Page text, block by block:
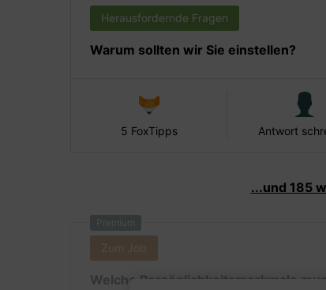
Herausfordernde Fragen
Warum sollten wir Sie einstellen?
5 FoxTipps Antwort
...und 185
Premium
Zum Job
Welche Persönlichkeitsmerkmale